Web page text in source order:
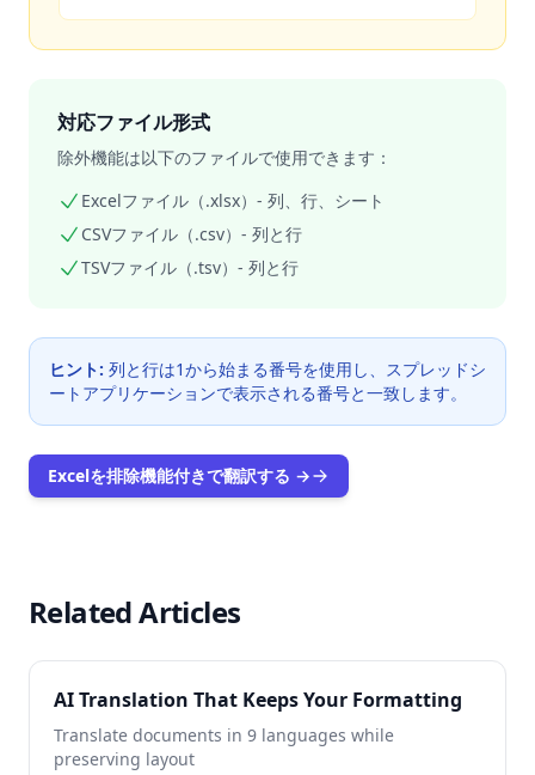
対応ファイル形式
除外機能は以下のファイルで使用できます：
Excelファイル（.xlsx）- 列、行、シート
CSVファイル（.csv）- 列と行
TSVファイル（.tsv）- 列と行
ヒント: 列と行は1から始まる番号を使用し、スプレッドシ
ートアプリケーションで表示される番号と一致します。
Excelを排除機能付きで翻訳する →
Related Articles
AI Translation That Keeps Your Formatting
Translate documents in 9 languages while
preserving layout